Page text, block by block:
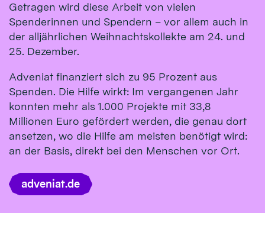
Getragen wird diese Arbeit von vielen
Spenderinnen und Spendern – vor allem auch in
der alljährlichen Weihnachtskollekte am 24. und
25. Dezember.
Adveniat finanziert sich zu 95 Prozent aus
Spenden. Die Hilfe wirkt: Im vergangenen Jahr
konnten mehr als 1.000 Projekte mit 33,8
Millionen Euro gefördert werden, die genau dort
ansetzen, wo die Hilfe am meisten benötigt wird:
an der Basis, direkt bei den Menschen vor Ort.
adveniat.de